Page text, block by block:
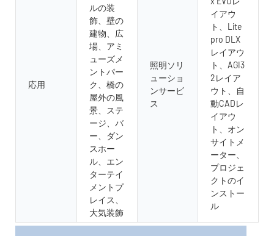
応用
ルの装
飾、壁の
建物、広
場、アミ
ューズメ
ントパー
ク、橋の
屋外の風
景、ステ
ージ、バ
ー、ダン
スホー
ル、エン
ターテイ
メントプ
レイス、
大気装飾
照明ソリ
ューショ
ンサービ
ス
イアウ
ト、Lite
pro DLX
レイアウ
ト、AGI3
2レイア
ウト、自
動CADレ
イアウ
ト、オン
サイトメ
ーター、
プロジェ
クトのイ
ンストー
ル